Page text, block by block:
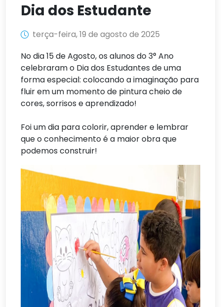
Dia dos Estudante
terça-feira, 19 de agosto de 2025
No dia 15 de Agosto, os alunos do 3° Ano
celebraram o Dia dos Estudantes de uma
forma especial: colocando a imaginação para
fluir em um momento de pintura cheio de
cores, sorrisos e aprendizado!
Foi um dia para colorir, aprender e lembrar
que o conhecimento é a maior obra que
podemos construir!